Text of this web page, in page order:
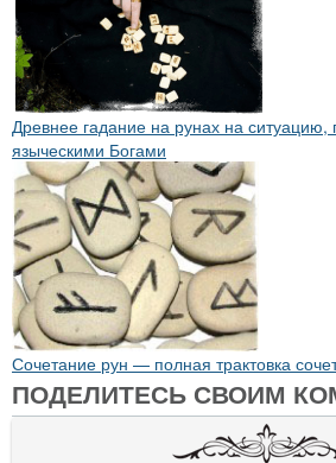
Древнее гадание на рунах на ситуацию,
языческими Богами
Сочетание рун — полная трактовка
ПОДЕЛИТЕСЬ СВОИМ